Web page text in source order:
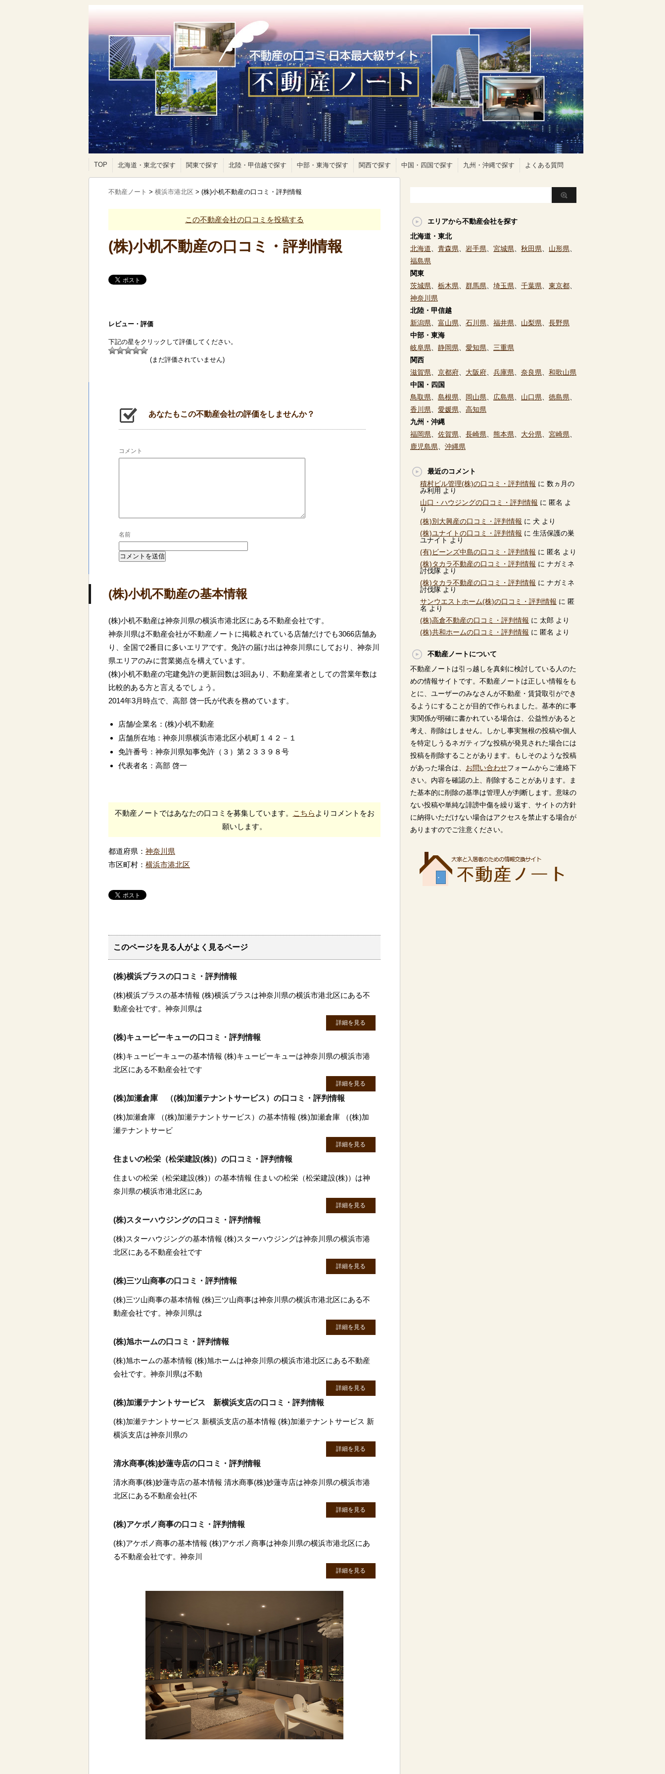
TOP 北海道・東北で探す 関東で探す 北陸・甲信越で探す 中部・東海で探す 関西で探す 中国・四国で探す 九州・沖縄で探す よくある質問
不動産ノート > 横浜市港北区 > (株)小机不動産の口コミ・評判情報
この不動産会社の口コミを投稿する
(株)小机不動産の口コミ・評判情報
レビュー・評価
下記の星をクリックして評価してください。
(まだ評価されていません)
あなたもこの不動産会社の評価をしませんか？
コメント
名前
(株)小机不動産の基本情報
(株)小机不動産は神奈川県の横浜市港北区にある不動産会社です。
神奈川県は不動産会社が不動産ノートに掲載されている店舗だけでも3066店舗あ
り、全国で2番目に多いエリアです。免許の届け出は神奈川県にしており、神奈川
県エリアのみに営業拠点を構えています。
(株)小机不動産の宅建免許の更新回数は3回あり、不動産業者としての営業年数は
比較的ある方と言えるでしょう。
2014年3月時点で、高部 啓一氏が代表を務めています。
店舗/企業名：(株)小机不動産
店舗所在地：神奈川県横浜市港北区小机町１４２－１
免許番号：神奈川県知事免許（３）第２３３９８号
代表者名：高部 啓一
不動産ノートではあなたの口コミを募集しています。 こちら よりコメントをお
願いします。
都道府県： 神奈川県
市区町村： 横浜市港北区
このページを見る人がよく見るページ
(株)横浜プラスの口コミ・評判情報
(株)横浜プラスの基本情報 (株)横浜プラスは神奈川県の横浜市港北区にある不
動産会社です。神奈川県は
詳細を見る
(株)キューピーキューの口コミ・評判情報
(株)キューピーキューの基本情報 (株)キューピーキューは神奈川県の横浜市港
北区にある不動産会社です
詳細を見る
(株)加瀬倉庫 （(株)加瀬テナントサービス）の口コミ・評判情報
(株)加瀬倉庫 （(株)加瀬テナントサービス）の基本情報 (株)加瀬倉庫 （(株)加
瀬テナントサービ
詳細を見る
住まいの松栄（松栄建設(株)）の口コミ・評判情報
住まいの松栄（松栄建設(株)）の基本情報 住まいの松栄（松栄建設(株)）は神
奈川県の横浜市港北区にあ
詳細を見る
(株)スターハウジングの口コミ・評判情報
(株)スターハウジングの基本情報 (株)スターハウジングは神奈川県の横浜市港
北区にある不動産会社です
詳細を見る
(株)三ツ山商事の口コミ・評判情報
(株)三ツ山商事の基本情報 (株)三ツ山商事は神奈川県の横浜市港北区にある不
動産会社です。神奈川県は
詳細を見る
(株)旭ホームの口コミ・評判情報
(株)旭ホームの基本情報 (株)旭ホームは神奈川県の横浜市港北区にある不動産
会社です。神奈川県は不動
詳細を見る
(株)加瀬テナントサービス 新横浜支店の口コミ・評判情報
(株)加瀬テナントサービス 新横浜支店の基本情報 (株)加瀬テナントサービス 新
横浜支店は神奈川県の
詳細を見る
清水商事(株)妙蓮寺店の口コミ・評判情報
清水商事(株)妙蓮寺店の基本情報 清水商事(株)妙蓮寺店は神奈川県の横浜市港
北区にある不動産会社(不
詳細を見る
(株)アケボノ商事の口コミ・評判情報
(株)アケボノ商事の基本情報 (株)アケボノ商事は神奈川県の横浜市港北区にあ
る不動産会社です。神奈川
詳細を見る
エリアから不動産会社を探す
北海道・東北
北海道
青森県 岩手県 宮城県 秋田県 山形県
福島県
関東
茨城県
栃木県 群馬県 埼玉県 千葉県 東京都
神奈川県
北陸・甲信越
新潟県
富山県 石川県 福井県 山梨県
長野県
中部・東海
岐阜県
静岡県 愛知県
三重県
関西
滋賀県
京都府 大阪府 兵庫県 奈良県
和歌山県
中国・四国
鳥取県
島根県 岡山県 広島県 山口県 徳島県
香川県
愛媛県
高知県
九州・沖縄
福岡県
佐賀県 長崎県 熊本県 大分県 宮崎県
鹿児島県
沖縄県
最近のコメント
積村ビル管理(株)の口コミ・評判情報 に 数ヵ月の
み利用 より
山口・ハウジングの口コミ・評判情報 に 匿名 よ
り
(株)別大興産の口コミ・評判情報 に 犬 より
(株)ユナイトの口コミ・評判情報 に 生活保護の巣
ユナイト より
(有)ビーンズ中島の口コミ・評判情報 に 匿名 より
(株)タカラ不動産の口コミ・評判情報 に ナガミネ
討伐隊 より
(株)タカラ不動産の口コミ・評判情報 に ナガミネ
討伐隊 より
サンウエストホーム(株)の口コミ・評判情報 に 匿
名 より
(株)高倉不動産の口コミ・評判情報 に 太郎 より
(株)共和ホームの口コミ・評判情報 に 匿名 より
不動産ノートについて
不動産ノートは引っ越しを真剣に検討している人のた
めの情報サイトです。不動産ノートは正しい情報をも
とに、ユーザーのみなさんが不動産・賃貸取引ができ
るようにすることが目的で作られました。基本的に事
実関係が明確に書かれている場合は、公益性があると
考え、削除はしません。しかし事実無根の投稿や個人
を特定しうるネガティブな投稿が発見された場合には
投稿を削除することがあります。もしそのような投稿
があった場合は、 お問い合わせフォームからご連絡下
さい。内容を確認の上、削除することがあります。ま
た基本的に削除の基準は管理人が判断します。意味の
ない投稿や単純な誹謗中傷を繰り返す、サイトの方針
に納得いただけない場合はアクセスを禁止する場合が
ありますのでご注意ください。